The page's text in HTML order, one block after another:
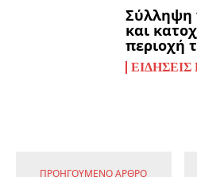
Σύλληψη
και
περιοχή
ΠΡΟΗΓΟΎΜΕΝΟ ΆΡΘΡΟ